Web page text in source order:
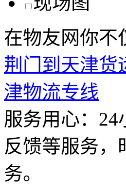
在物友网你不
荆门到天津货
津物流专线
服务用心： 24
反馈等服务，
务。